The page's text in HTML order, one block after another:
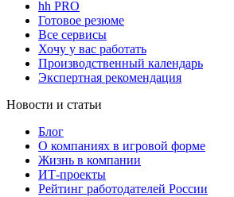
hh PRO
Готовое резюме
Все сервисы
Хочу у вас работать
Производственный календарь
Экспертная рекомендация
Новости и статьи
Блог
О компаниях в игровой форме
Жизнь в компании
ИТ-проекты
Рейтинг работодателей России